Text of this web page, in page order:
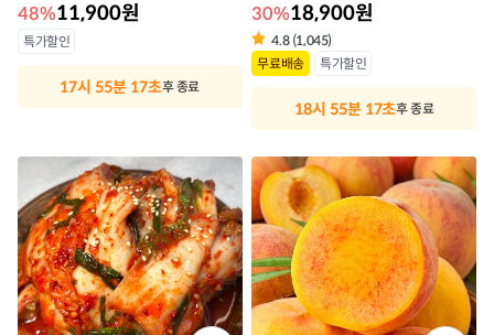
48%11,900원
상
특가할인
17시 55분 17초후 종료
30%18,900원
4.8 (1,045)
상
벨
무료배송 특가할인
18시 55분 17초후 종료